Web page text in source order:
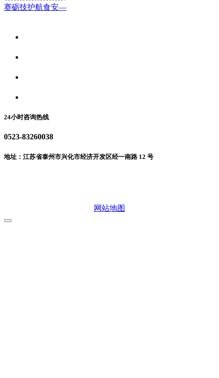
赛砺技护航食安—
24小时咨询热线
0523-83260038
地址：江苏省泰州市兴化市经济开发区经一南路 12 号
网站地图